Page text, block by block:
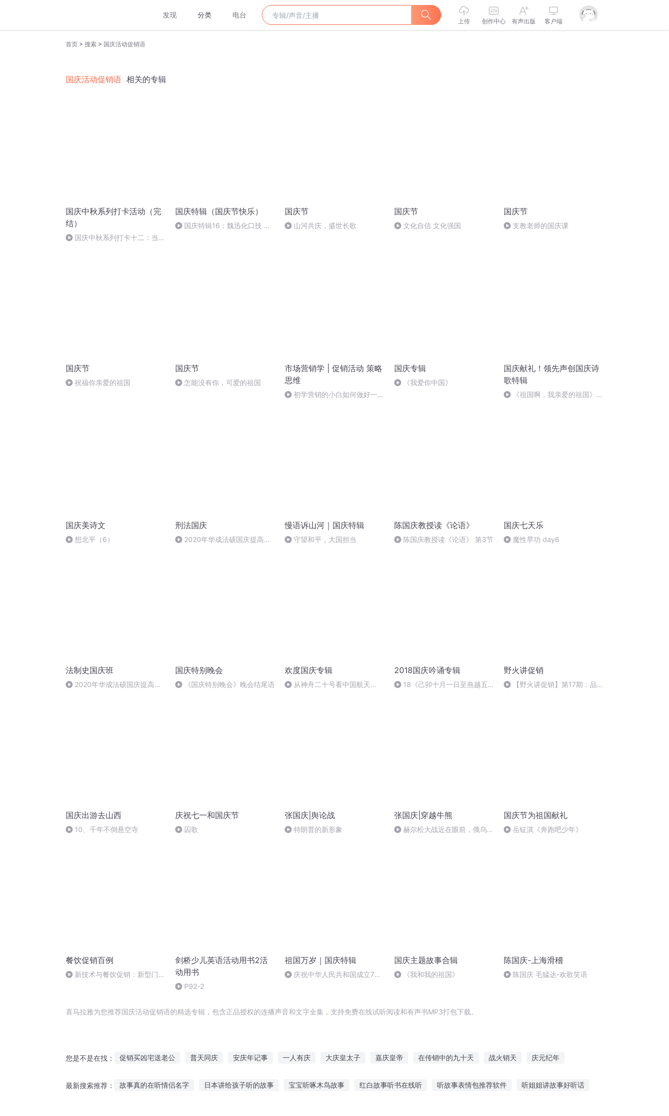
发现 分类 电台
上传 创作中心 有声出版 客户端
首页 > 搜索 > 国庆活动促销语
国庆活动促销语 相关的专辑
国庆中秋系列打卡活动（完
结）
国庆中秋系列打卡十二：当阳
国庆特辑（国庆节快乐）
国庆特辑16：魏迅化口技 二
国庆节
山河共庆，盛世长歌
国庆节
文化自信 文化强国
国庆节
支教老师的国庆课
国庆节
祝福你亲爱的祖国
国庆节
怎能没有你，可爱的祖国
市场营销学 | 促销活动 策略
思维
初学营销的小白如何做好一个
国庆专辑
《我爱你中国》
国庆献礼！领先声创国庆诗
歌特辑
《祖国啊，我亲爱的祖国》温
国庆美诗文
想北平（6）
刑法国庆
2020年华成法硕国庆提高班
慢语诉山河｜国庆特辑
守望和平，大国担当
陈国庆教授读《论语》
陈国庆教授读《论语》 第3节
国庆七天乐
魔性早功 day6
法制史国庆班
2020年华成法硕国庆提高班
国庆特别晚会
《国庆特别晚会》晚会结尾语
欢度国庆专辑
从神舟二十号看中国航天
2018国庆吟诵专辑
18《己卯十月一日至燕越五
野火讲促销
【野火讲促销】第17期：品
国庆出游去山西
10、千年不倒悬空寺
庆祝七一和国庆节
囚歌
张国庆|舆论战
特朗普的新形象
张国庆|穿越牛熊
赫尔松大战近在眼前，俄乌冲
国庆节为祖国献礼
岳钲淇《奔跑吧少年》
餐饮促销百例
新技术与餐饮促销：新型门店
剑桥少儿英语活动用书2活
动用书
P92-2
祖国万岁｜国庆特辑
庆祝中华人民共和国成立73
国庆主题故事合辑
《我和我的祖国》
陈国庆-上海滑稽
陈国庆 毛猛达-欢歌笑语
喜马拉雅为您推荐国庆活动促销语的精选专辑，包含正品授权的连播声音和文字全集，支持免费在线试听阅读和有声书MP3打包下载。
您是不是在找： 促销买凶宅送老公 普天同庆 安庆年记事 一人有庆 大庆皇太子 嘉庆皇帝 在传销中的九十天 战火销天 庆元纪年
最新搜索推荐： 故事真的在听情侣名字 日本讲给孩子听的故事 宝宝听啄木鸟故事 红白故事听书在线听 听故事表情包推荐软件 听姐姐讲故事好听话